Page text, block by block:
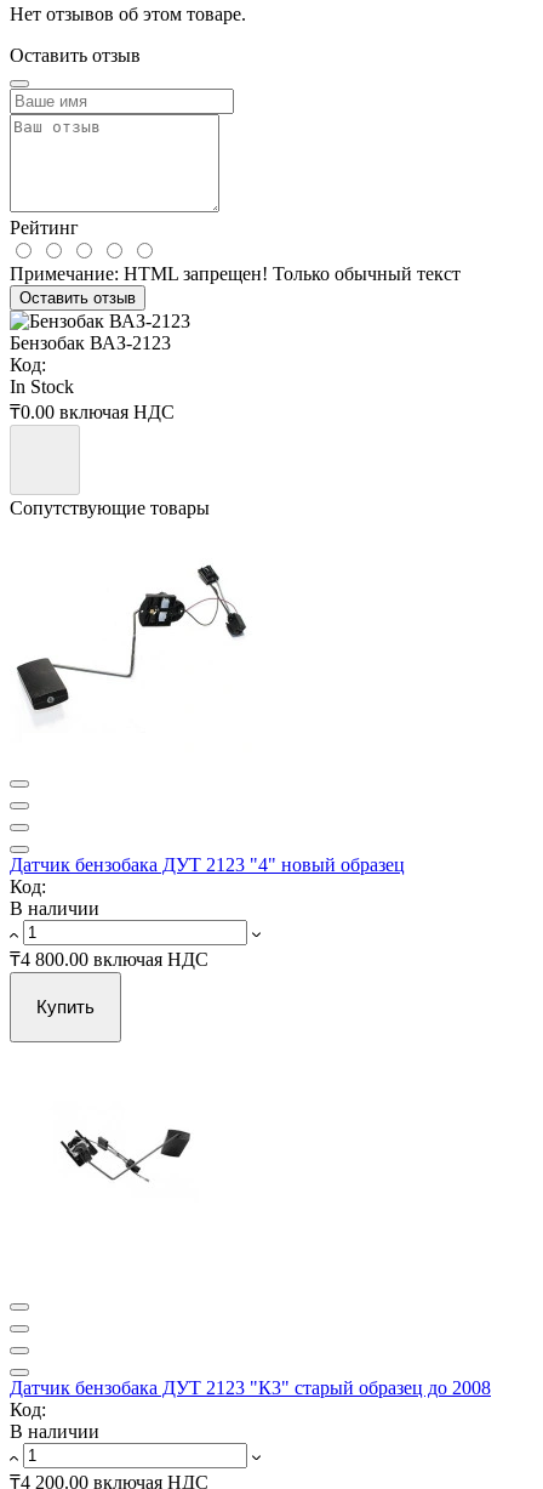
Нет отзывов об этом товаре.
Оставить отзыв
Рейтинг
Примечание: HTML запрещен! Только обычный текст
Оставить отзыв
Бензобак ВАЗ-2123
Код:
In Stock
₸0.00 включая НДС
Сопутствующие товары
Датчик бензобака ДУТ 2123 "4" новый образец
Код:
В наличии
₸4 800.00 включая НДС
Купить
Датчик бензобака ДУТ 2123 "К3" старый образец до 2008
Код:
В наличии
₸4 200.00 включая НДС